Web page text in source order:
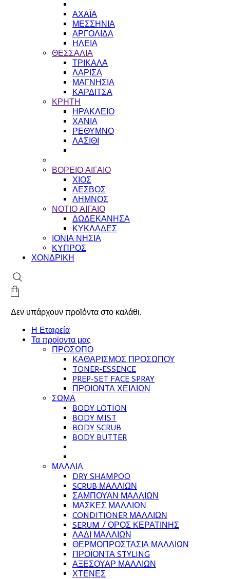
ΑΧΑΪΑ
ΜΕΣΣΗΝΙΑ
ΑΡΓΟΛΙΔΑ
ΗΛΕΙΑ
ΘΕΣΣΑΛΙΑ
ΤΡΙΚΑΛΑ
ΛΑΡΙΣΑ
ΜΑΓΝΗΣΙΑ
ΚΑΡΔΙΤΣΑ
ΚΡΗΤΗ
ΗΡΑΚΛΕΙΟ
ΧΑΝΙΑ
ΡΕΘΥΜΝΟ
ΛΑΣΙΘΙ
ΒΟΡΕΙΟ ΑΙΓΑΙΟ
ΧΙΟΣ
ΛΕΣΒΟΣ
ΛΗΜΝΟΣ
ΝΟΤΙΟ ΑΙΓΑΙΟ
ΔΩΔΕΚΑΝΗΣΑ
ΚΥΚΛΑΔΕΣ
ΙΟΝΙΑ ΝΗΣΙΑ
ΚΥΠΡΟΣ
ΧΟΝΔΡΙΚΗ
Δεν υπάρχουν προϊόντα στο καλάθι.
Η Εταιρεία
Τα προϊοντα μας
ΠΡΟΣΩΠΟ
ΚΑΘΑΡΙΣΜΟΣ ΠΡΟΣΩΠΟΥ
TONER-ESSENCE
PREP-SET FACE SPRAY
ΠΡΟΙΟΝΤΑ ΧΕΙΛΙΩΝ
ΣΩΜΑ
BODY LOTION
BODY MIST
BODY SCRUB
BODY BUTTER
ΜΑΛΛΙΑ
DRY SHAMPOO
SCRUB ΜΑΛΛΙΩΝ
ΣΑΜΠΟΥΑΝ ΜΑΛΛΙΩΝ
ΜΑΣΚΕΣ ΜΑΛΛΙΩΝ
CONDITIONER ΜΑΛΛΙΩΝ
SERUM / ΟΡΟΣ ΚΕΡΑΤΙΝΗΣ
ΛΑΔΙ ΜΑΛΛΙΩΝ
ΘΕΡΜΟΠΡΟΣΤΑΣΙΑ ΜΑΛΛΙΩΝ
ΠΡΟΪΟΝΤΑ STYLING
ΑΞΕΣΟΥΑΡ ΜΑΛΛΙΩΝ
ΧΤΕΝΕΣ